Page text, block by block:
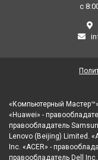
с
«Компьютерный
«Huawei» -
правообладатель
Lenovo (Beijing) Limited.
Inc. «ACER» -
правообладатель Dell